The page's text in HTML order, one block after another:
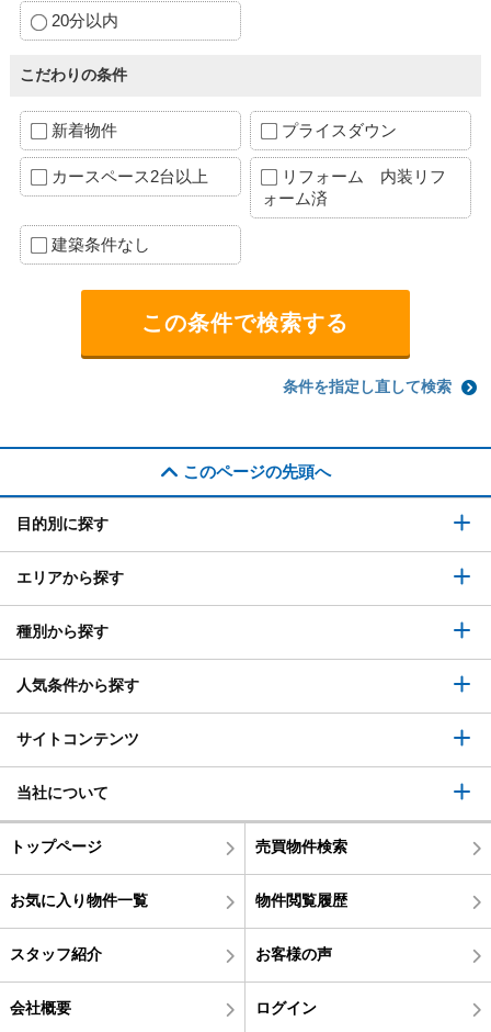
20分以内
こだわりの条件
新着物件 プライスダウン
カースペース2台以上
リフォーム 内装リフ
ォーム済
建築条件なし
条件を指定し直して検索
このページの先頭へ
目的別に探す
エリアから探す
種別から探す
人気条件から探す
サイトコンテンツ
当社について
トップページ 売買物件検索
お気に入り物件一覧 物件閲覧履歴
スタッフ紹介 お客様の声
会社概要 ログイン